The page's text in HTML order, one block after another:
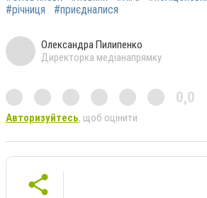
#річниця
#приєдналися
Олександра Пилипенко
Директорка медіанапрямку
0,0
Авторизуйтесь, щоб оцінити